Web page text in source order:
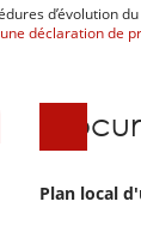
d’évolution
déclaration de
Plan local